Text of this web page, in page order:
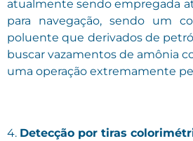
atualmente sendo empregada
para navegação, sendo um
poluente que derivados de
buscar vazamentos de amônia
uma operação extremamente
4. Detecção por tiras